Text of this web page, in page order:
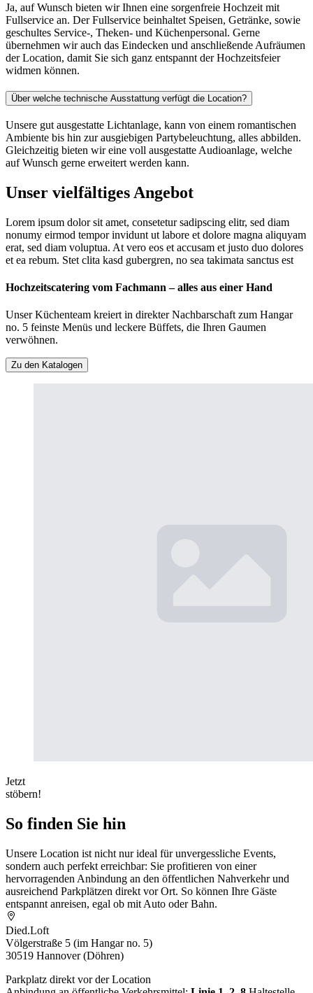
Ja, auf Wunsch bieten wir Ihnen eine sorgenfreie Hochzeit mit
Fullservice an. Der Fullservice beinhaltet Speisen, Getränke, sowie
geschultes Service-, Theken- und Küchenpersonal. Gerne
übernehmen wir auch das Eindecken und anschließende Aufräumen
der Location, damit Sie sich ganz entspannt der Hochzeitsfeier
widmen können.
Über welche technische Ausstattung verfügt die Location?
Unsere gut ausgestatte Lichtanlage, kann von einem romantischen
Ambiente bis hin zur ausgiebigen Partybeleuchtung, alles abbilden.
Gleichzeitig bieten wir eine voll ausgestatte Audioanlage, welche
auf Wunsch gerne erweitert werden kann.
Unser vielfältiges Angebot
Lorem ipsum dolor sit amet, consetetur sadipscing elitr, sed diam
nonumy eirmod tempor invidunt ut labore et dolore magna aliquyam
erat, sed diam voluptua. At vero eos et accusam et justo duo dolores
et ea rebum. Stet clita kasd gubergren, no sea takimata sanctus est
Hochzeitscatering vom Fachmann – alles aus einer Hand
Unser Küchenteam kreiert in direkter Nachbarschaft zum Hangar
no. 5 feinste Menüs und leckere Büffets, die Ihren Gaumen
verwöhnen.
Zu den Katalogen
Jetzt
stöbern!
So finden Sie hin
Unsere Location ist nicht nur ideal für unvergessliche Events,
sondern auch perfekt erreichbar: Sie profitieren von einer
hervorragenden Anbindung an den öffentlichen Nahverkehr und
ausreichend Parkplätzen direkt vor Ort. So können Ihre Gäste
entspannt anreisen, egal ob mit Auto oder Bahn.
Died.Loft
Völgerstraße 5 (im Hangar no. 5)
30519 Hannover (Döhren)
Parkplatz direkt vor der Location